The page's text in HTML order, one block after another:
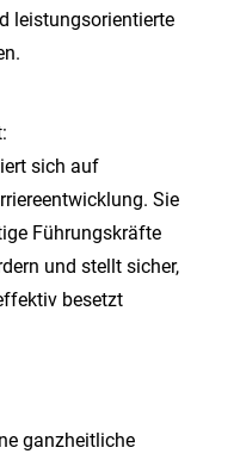
leistungsorientierte
sich auf
Sie
Führungskräfte
und stellt sicher,
besetzt
ganzheitliche